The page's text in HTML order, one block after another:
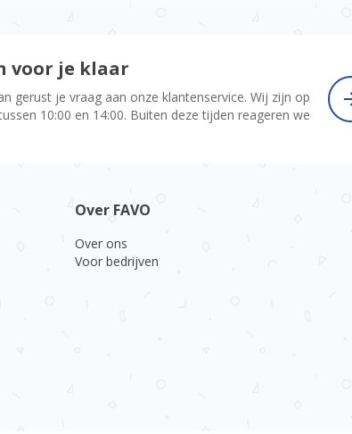
voor je klaar
gerust je vraag aan onze klantenservice. Wij zijn op
10:00 en 14:00. Buiten deze tijden reageren we
Over FAVO
Over ons
Voor bedrijven